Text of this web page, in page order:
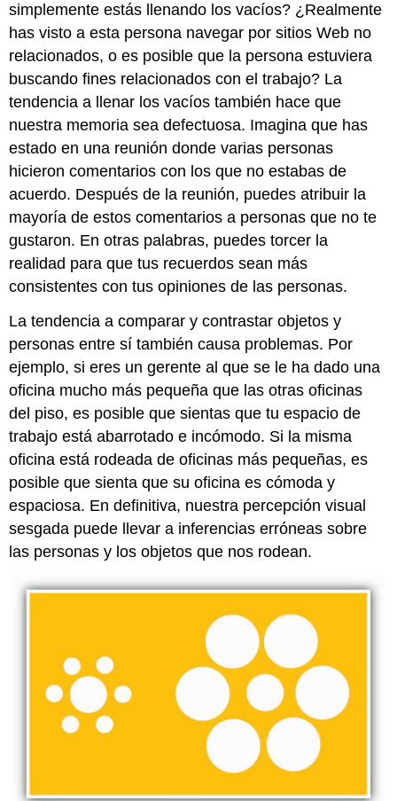
simplemente estás llenando los vacíos? ¿Realmente
has visto a esta persona navegar por sitios Web no
relacionados, o es posible que la persona estuviera
buscando fines relacionados con el trabajo? La
tendencia a llenar los vacíos también hace que
nuestra memoria sea defectuosa. Imagina que has
estado en una reunión donde varias personas
hicieron comentarios con los que no estabas de
acuerdo. Después de la reunión, puedes atribuir la
mayoría de estos comentarios a personas que no te
gustaron. En otras palabras, puedes torcer la
realidad para que tus recuerdos sean más
consistentes con tus opiniones de las personas.
La tendencia a comparar y contrastar objetos y
personas entre sí también causa problemas. Por
ejemplo, si eres un gerente al que se le ha dado una
oficina mucho más pequeña que las otras oficinas
del piso, es posible que sientas que tu espacio de
trabajo está abarrotado e incómodo. Si la misma
oficina está rodeada de oficinas más pequeñas, es
posible que sienta que su oficina es cómoda y
espaciosa. En definitiva, nuestra percepción visual
sesgada puede llevar a inferencias erróneas sobre
las personas y los objetos que nos rodean.